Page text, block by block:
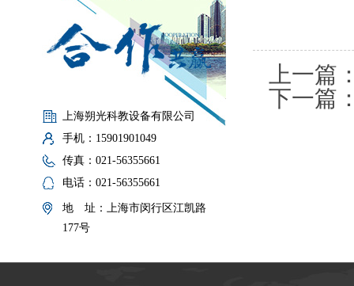
上海朔光科教设备有限公司
手机：15901901049
传真：021-56355661
电话：021-56355661
地 址：上海市闵行区江凯路
177号
上一篇
下一篇